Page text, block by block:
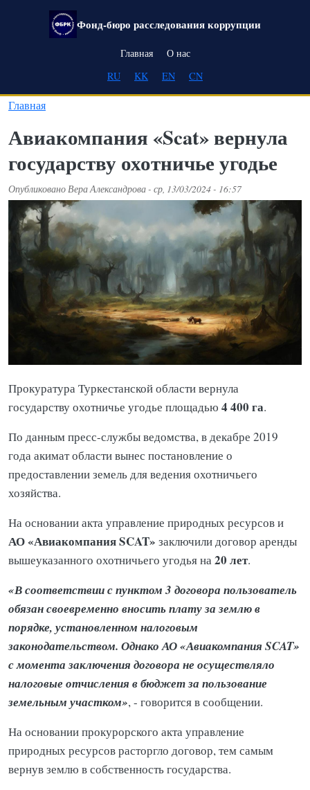
Перейти к основному содержанию
Фонд-бюро расследования коррупции
Main navigation
Главная
О нас
RU
KK EN CN
Главная
Авиакомпания «Scat» вернула
государству охотничье угодье
ОпубликованоВера Александрова- ср, 13/03/2024 - 16:57
Прокуратура Туркестанской области вернула
государству охотничье угодье площадью 4 400 га.
По данным пресс-службы ведомства, в декабре 2019
года акимат области вынес постановление о
предоставлении земель для ведения охотничьего
хозяйства.
На основании акта управление природных ресурсов и
АО «Авиакомпания SCAT» заключили договор аренды
вышеуказанного охотничьего угодья на20 лет.
«В соответствии с пунктом 3 договора пользователь
обязан своевременно вносить плату за землю в
порядке, установленном налоговым
законодательством. Однако АО «Авиакомпания SCAT»
с момента заключения договора не осуществляло
налоговые отчисления в бюджет за пользование
земельным участком», - говорится в сообщении.
На основании прокурорского акта управление
природных ресурсов расторгло договор, тем самым
вернув землю в собственность государства.